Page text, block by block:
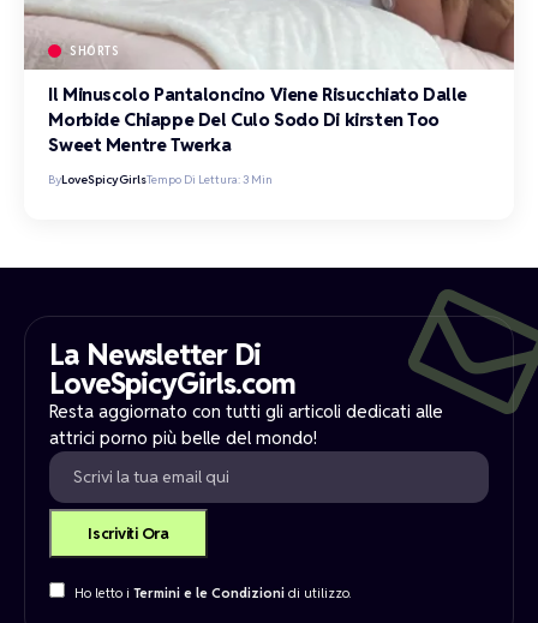
SHORTS
Il Minuscolo Pantaloncino Viene Risucchiato Dalle
Morbide Chiappe Del Culo Sodo Di kirsten Too
Sweet Mentre Twerka
ByLoveSpicyGirlsTempo Di Lettura: 3 Min
La Newsletter Di
LoveSpicyGirls.com
Resta aggiornato con tutti gli articoli dedicati alle
attrici porno più belle del mondo!
Ho letto i Termini e le Condizionidi utilizzo.